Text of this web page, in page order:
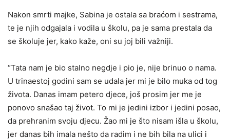
Nakon smrti majke, Sabina je ostala sa braćom i sestrama,
te je njih odgajala i vodila u školu, pa je sama prestala da
se školuje jer, kako kaže, oni su joj bili važniji.
“Tata nam je bio stalno negdje i pio je, nije brinuo o nama.
U trinaestoj godini sam se udala jer mi je bilo muka od tog
života. Danas imam petero djece, još prosim jer me je
ponovo snašao taj život. To mi je jedini izbor i jedini posao,
da prehranim svoju djecu. Žao mi je što nisam išla u školu,
jer danas bih imala nešto da radim i ne bih bila na ulici i